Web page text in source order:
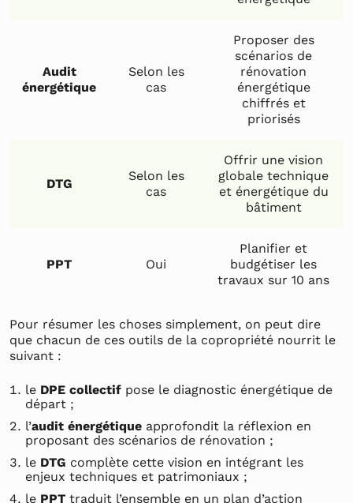
Audit
énergétique
Selon les
cas
Proposer des
scénarios de
rénovation
énergétique
chiffrés et
priorisés
DTG
Selon les
cas
Offrir une vision
globale technique
et énergétique du
bâtiment
PPT Oui
Planifier et
budgétiser les
travaux sur 10 ans
Pour résumer les choses simplement, on peut dire
que chacun de ces outils de la copropriété nourrit le
suivant :
le DPE collectif pose le diagnostic énergétique de
départ ;
l’audit énergétique approfondit la réflexion en
proposant des scénarios de rénovation ;
le DTG complète cette vision en intégrant les
enjeux techniques et patrimoniaux ;
le PPT traduit l’ensemble en un plan d’action